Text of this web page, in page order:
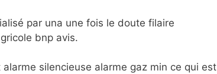
par una une fois le doute filaire
bnp avis.
silencieuse alarme gaz min ce qui est